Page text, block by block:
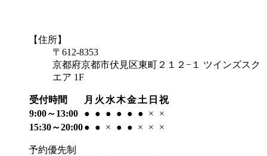
【住所】
〒612-8353
京都府京都市伏見区東町２１２−１ ツインズスク
エア 1F
受付時間 月 火 水木金土 日 祝
9:00～13:00
● ● ● ● ● ● ×
×
15:30～20:00● ● × ● ● × × ×
予約優先制